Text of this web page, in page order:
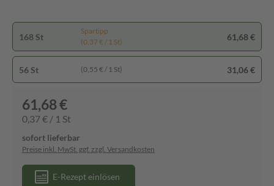
168 St
Spartipp
(0,37 € / 1 St)
61,68 €
56 St (0,55 € / 1 St) 31,06 €
61,68 €
0,37 € / 1 St
sofort lieferbar
Preise inkl. MwSt. ggf. zzgl. Versandkosten
E-Rezept einlösen